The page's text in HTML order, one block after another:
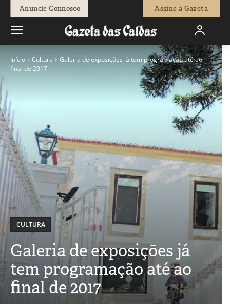
Anuncie Connosco Assine a Gazeta
Início Cultura
Galeria de exposições já tem programação até ao
final de 2017
CULTURA
Galeria de exposições já
tem programação até ao
final de 2017